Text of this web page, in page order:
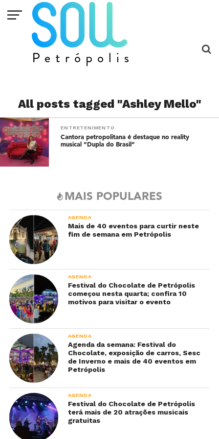
All posts tagged "Ashley Mello"
ENTRETENIMENTO
Cantora petropolitana é destaque no reality
musical “Dupla do Brasil”
MAIS POPULARES
AGENDA
Mais de 40 eventos para curtir neste
fim de semana em Petrópolis
AGENDA
Festival do Chocolate de Petrópolis
começou nesta quarta; confira 10
motivos para visitar o evento
AGENDA
Agenda da semana: Festival do
Chocolate, exposição de carros, Sesc
de Inverno e mais de 40 eventos em
Petrópolis
AGENDA
Festival do Chocolate de Petrópolis
terá mais de 20 atrações musicais
gratuitas